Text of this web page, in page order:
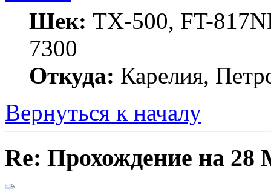
Шек: TX-500, FT-
7300
Откуда: Карелия,
Вернуться к началу
Re: Прохождение на 28